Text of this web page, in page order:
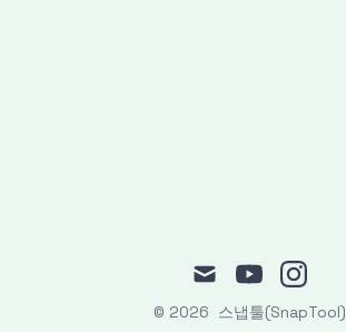
mail youtubeinstagram
© 2026 스냅툴(SnapTool)